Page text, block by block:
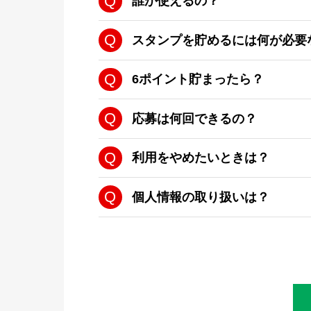
スタンプを貯めるには何が必要
6ポイント貯まったら？
応募は何回できるの？
利用をやめたいときは？
個人情報の取り扱いは？